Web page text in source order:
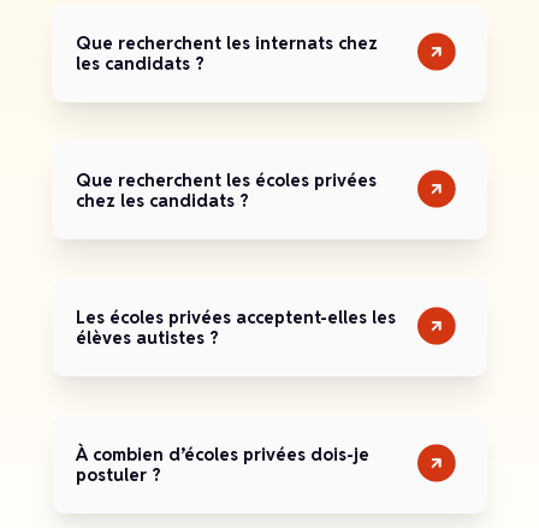
Que recherchent les internats chez
les candidats ?
Que recherchent les écoles privées
chez les candidats ?
Les écoles privées acceptent-elles les
élèves autistes ?
À combien d’écoles privées dois-je
postuler ?